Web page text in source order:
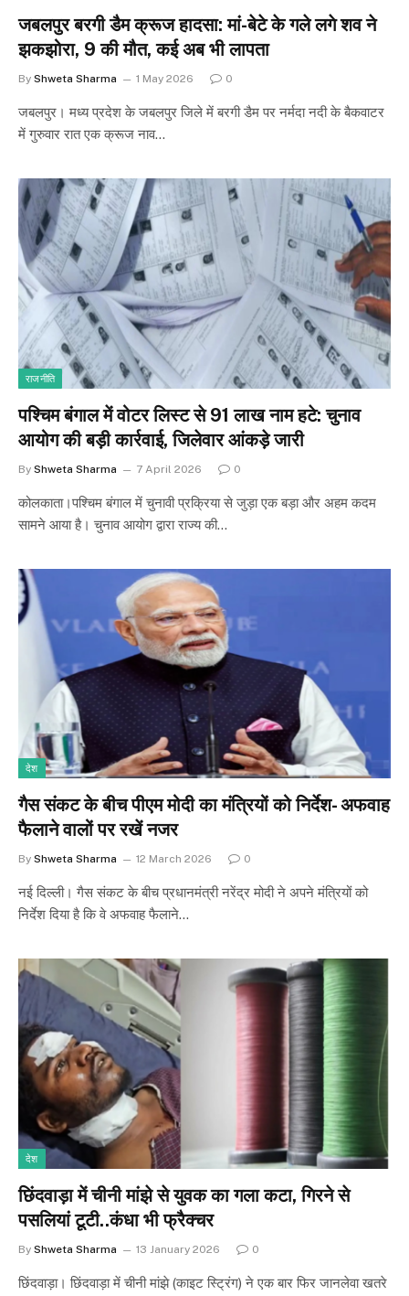
जबलपुर बरगी डैम क्रूज हादसा: मां-बेटे के गले लगे शव ने
झकझोरा, 9 की मौत, कई अब भी लापता
By Shweta Sharma 1 May 2026 0
जबलपुर। मध्य प्रदेश के जबलपुर जिले में बरगी डैम पर नर्मदा नदी के बैकवाटर
में गुरुवार रात एक क्रूज नाव…
राजनीति
पश्चिम बंगाल में वोटर लिस्ट से 91 लाख नाम हटे: चुनाव
आयोग की बड़ी कार्रवाई, जिलेवार आंकड़े जारी
By Shweta Sharma 7 April 2026 0
कोलकाता।पश्चिम बंगाल में चुनावी प्रक्रिया से जुड़ा एक बड़ा और अहम कदम
सामने आया है। चुनाव आयोग द्वारा राज्य की…
देश
गैस संकट के बीच पीएम मोदी का मंत्रियों को निर्देश- अफवाह
फैलाने वालों पर रखें नजर
By Shweta Sharma 12 March 2026 0
नई दिल्ली। गैस संकट के बीच प्रधानमंत्री नरेंद्र मोदी ने अपने मंत्रियों को
निर्देश दिया है कि वे अफवाह फैलाने…
देश
छिंदवाड़ा में चीनी मांझे से युवक का गला कटा, गिरने से
पसलियां टूटी..कंधा भी फ्रैक्चर
By Shweta Sharma 13 January 2026 0
छिंदवाड़ा। छिंदवाड़ा में चीनी मांझे (काइट स्ट्रिंग) ने एक बार फिर जानलेवा खतरे